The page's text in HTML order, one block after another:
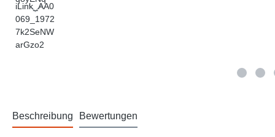
Beschreibung Bewertungen